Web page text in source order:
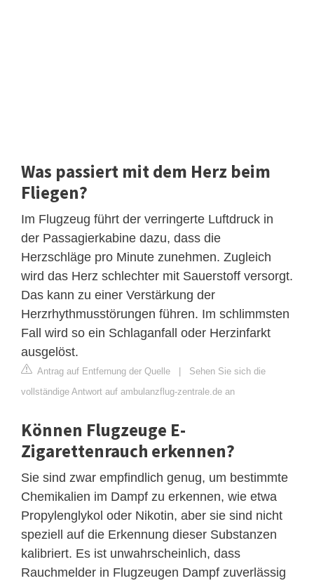
Was passiert mit dem Herz beim
Fliegen?
Im Flugzeug führt der verringerte Luftdruck in
der Passagierkabine dazu, dass die
Herzschläge pro Minute zunehmen. Zugleich
wird das Herz schlechter mit Sauerstoff versorgt.
Das kann zu einer Verstärkung der
Herzrhythmusstörungen führen. Im schlimmsten
Fall wird so ein Schlaganfall oder Herzinfarkt
ausgelöst.
Antrag auf Entfernung der Quelle | Sehen Sie sich die
vollständige Antwort auf ambulanzflug-zentrale.de an
Können Flugzeuge E-
Zigarettenrauch erkennen?
Sie sind zwar empfindlich genug, um bestimmte
Chemikalien im Dampf zu erkennen, wie etwa
Propylenglykol oder Nikotin, aber sie sind nicht
speziell auf die Erkennung dieser Substanzen
kalibriert. Es ist unwahrscheinlich, dass
Rauchmelder in Flugzeugen Dampf zuverlässig